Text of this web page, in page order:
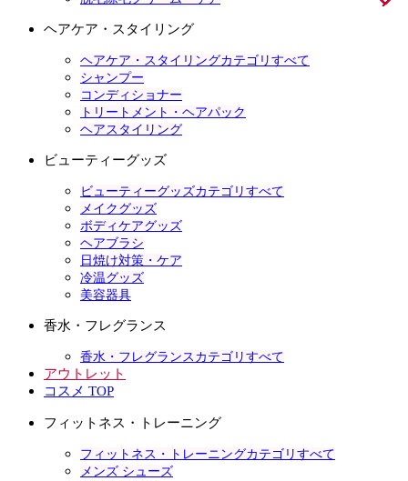
ヘアケア・スタイリング
ヘアケア・スタイリングカテゴリすべて
シャンプー
コンディショナー
トリートメント・ヘアパック
ヘアスタイリング
ビューティーグッズ
ビューティーグッズカテゴリすべて
メイクグッズ
ボディケアグッズ
ヘアブラシ
日焼け対策・ケア
冷温グッズ
美容器具
香水・フレグランス
香水・フレグランスカテゴリすべて
アウトレット
コスメ TOP
フィットネス・トレーニング
フィットネス・トレーニングカテゴリすべて
メンズ シューズ